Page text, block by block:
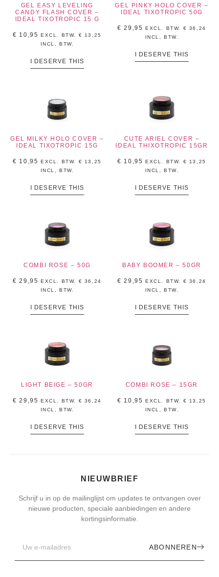
GEL EASY LEVELING
CANDY FLASH COVER –
IDEAL TIXOTROPIC 15 G
€ 10,95 EXCL. BTW. €
13,25
INCL, BTW.
I DESERVE THIS
GEL PINKY HOLO COVER –
IDEAL TIXOTROPIC 50G
€ 29,95 EXCL. BTW. € 36,24
INCL, BTW.
I DESERVE THIS
GEL MILKY HOLO COVER –
IDEAL TIXOTROPIC 15G
€ 10,95 EXCL. BTW. €
13,25
INCL, BTW.
I DESERVE THIS
CUTE ARIEL COVER –
IDEAL THIXOTROPIC 15GR
€ 10,95 EXCL. BTW. €
13,25
INCL, BTW.
I DESERVE THIS
COMBI ROSE – 50G
€ 29,95 EXCL. BTW. € 36,24
INCL, BTW.
I DESERVE THIS
BABY BOOMER – 50GR
€ 29,95 EXCL. BTW. € 36,24
INCL, BTW.
I DESERVE THIS
LIGHT BEIGE – 50GR
€ 29,95 EXCL. BTW. € 36,24
INCL, BTW.
I DESERVE THIS
COMBI ROSE – 15GR
€ 10,95 EXCL. BTW. €
13,25
INCL, BTW.
I DESERVE THIS
NIEUWBRIEF
Schrijf u in op de mailinglijst om updates te ontvangen over
nieuwe producten, speciale aanbiedingen en andere
kortingsinformatie.
ABONNEREN